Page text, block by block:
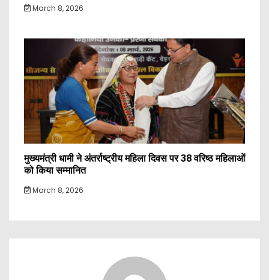
March 8, 2026
मुख्यमंत्री धामी ने अंतर्राष्ट्रीय महिला दिवस पर 38 वरिष्ठ महिलाओं
को किया सम्मानित
March 8, 2026